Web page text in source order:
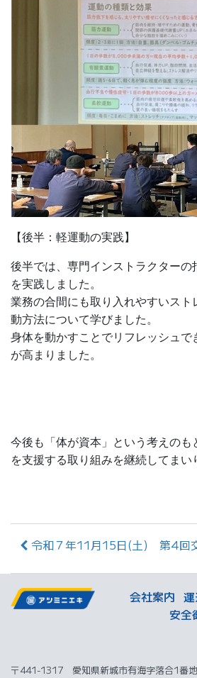
【後半：軽運動の実践】
後半では、専門インストラクターの
を実践しました。
業務の合間にも取り入れやすいスト
動方法について学びました。
身体を動かすことでリフレッシュで
が高まりました。
今後も「体が資本」という考えのも
を支援する取り組みを継続してまい
令和７年11月15日(土) 第4回
会社案内
安全
〒441-1317 愛知県新城市有海字落合1